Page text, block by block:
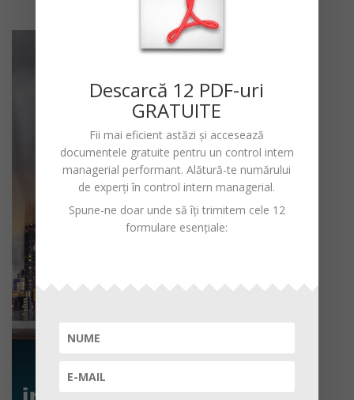
Descarcă 12 PDF-uri
GRATUITE
Fii mai eficient astăzi și accesează
documentele gratuite pentru un control intern
managerial performant. Alătură-te numărului
de experți în control intern managerial.
Spune-ne doar unde să îți trimitem cele 12
formulare esențiale: